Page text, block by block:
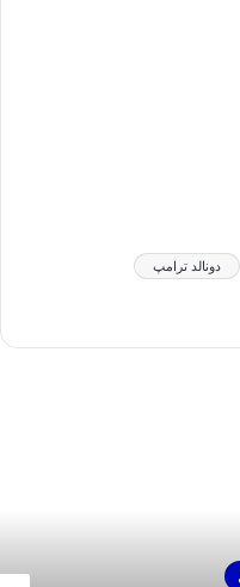
دونالد ترامپ